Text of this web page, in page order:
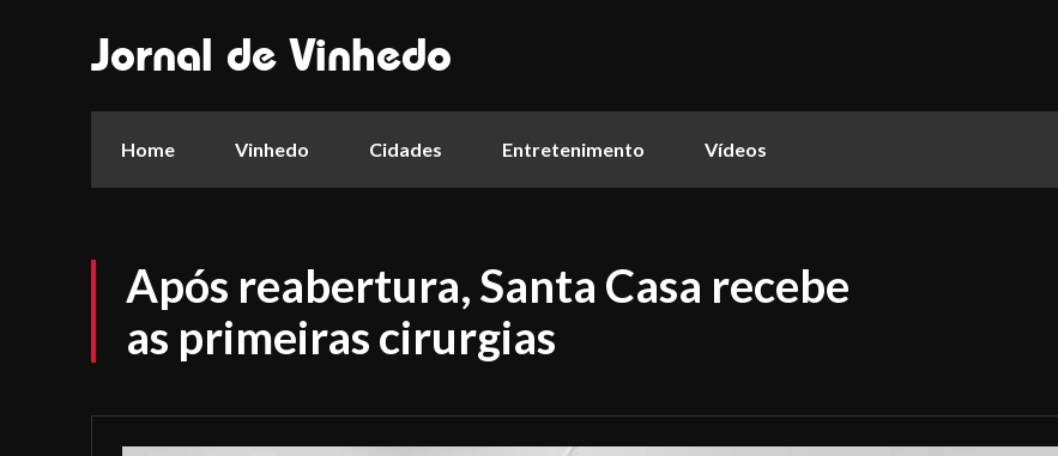
Jornal de Vinhedo
Home Vinhedo Cidades Entretenimento Vídeos
Após reabertura, Santa Casa recebe
as primeiras cirurgias